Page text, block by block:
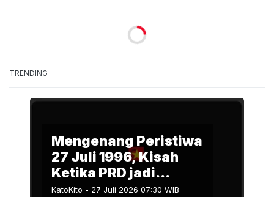
TRENDING
Mengenang Peristiwa
27 Juli 1996, Kisah
Ketika PRD jadi
Tumbal
KatoKito - 27 Juli 2026 07:30 WIB